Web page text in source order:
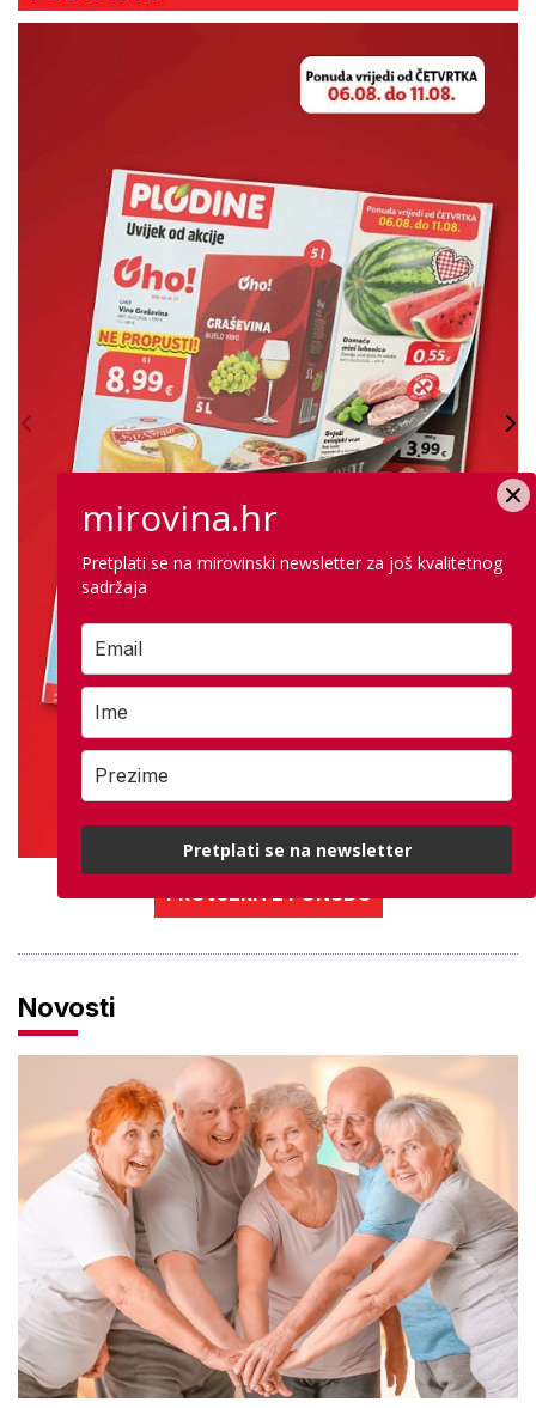
PROVJERITE PONUDU
Novosti
mirovina.hr
Pretplati se na mirovinski newsletter za još kvalitetnog
sadržaja
Pretplati se na newsletter